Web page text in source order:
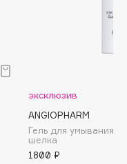
эксклюзив
ANGIOPHARM
Гель для умывания с
шелка
1800 ₽